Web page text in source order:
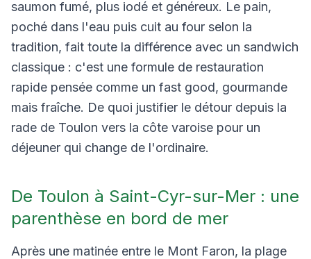
saumon fumé, plus iodé et généreux. Le pain,
poché dans l'eau puis cuit au four selon la
tradition, fait toute la différence avec un sandwich
classique : c'est une formule de restauration
rapide pensée comme un fast good, gourmande
mais fraîche. De quoi justifier le détour depuis la
rade de Toulon vers la côte varoise pour un
déjeuner qui change de l'ordinaire.
De Toulon à Saint-Cyr-sur-Mer : une
parenthèse en bord de mer
Après une matinée entre le Mont Faron, la plage